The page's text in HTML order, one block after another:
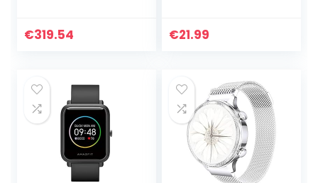
€319.54
Dameshorloge
met…
€21.99